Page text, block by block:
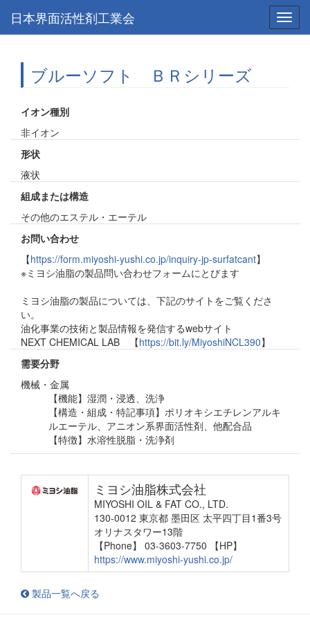
日本界面活性剤工業会
ブルーソフト ＢＲシリーズ
イオン種別
非イオン
形状
液状
組成または構造
その他のエステル・エーテル
お問い合わせ
【https://form.miyoshi-yushi.co.jp/inquiry-jp-surfatcant】
※ミヨシ油脂の製品問い合わせフォームにとびます
ミヨシ油脂の製品については、下記のサイトをご覧くださ
い。
油化事業の技術と製品情報を発信するwebサイト
NEXT CHEMICAL LAB 【https://bit.ly/MiyoshiNCL390】
需要分野
機械・金属
【機能】湿潤・浸透、洗浄
【構造・組成・特記事項】ポリオキシエチレンアルキ
ルエーテル、アニオン系界面活性剤、他配合品
【特徴】水溶性脱脂・洗浄剤
ミヨシ油脂株式会社
MIYOSHI OIL & FAT CO., LTD.
130-0012 東京都 墨田区 太平四丁目1番3号
オリナスタワー13階
【Phone】 03-3603-7750
【HP】
https://www.miyoshi-yushi.co.jp/
製品一覧へ戻る